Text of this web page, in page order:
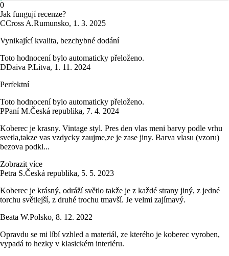
0
Jak fungují recenze?
CCross A.Rumunsko, 1. 3. 2025
Vynikající kvalita, bezchybné dodání
Toto hodnocení bylo automaticky přeloženo.
DDaiva P.Litva, 1. 11. 2024
Perfektní
Toto hodnocení bylo automaticky přeloženo.
PPaní M.Česká republika, 7. 4. 2024
Koberec je krasny. Vintage styl. Pres den vlas meni barvy podle vrhu
svetla,takze vas vzdycky zaujme,ze je zase jiny. Barva vlasu (vzoru)
bezova podkl...
Zobrazit více
Petra S.Česká republika, 5. 5. 2023
Koberec je krásný, odráží světlo takže je z každé strany jiný, z jedné
torchu světlejší, z druhé trochu tmavší. Je velmi zajímavý.
Beata W.Polsko, 8. 12. 2022
Opravdu se mi líbí vzhled a materiál, ze kterého je koberec vyroben,
vypadá to hezky v klasickém interiéru.